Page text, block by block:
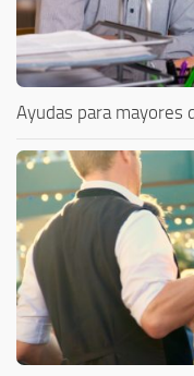
Ayudas para mayores